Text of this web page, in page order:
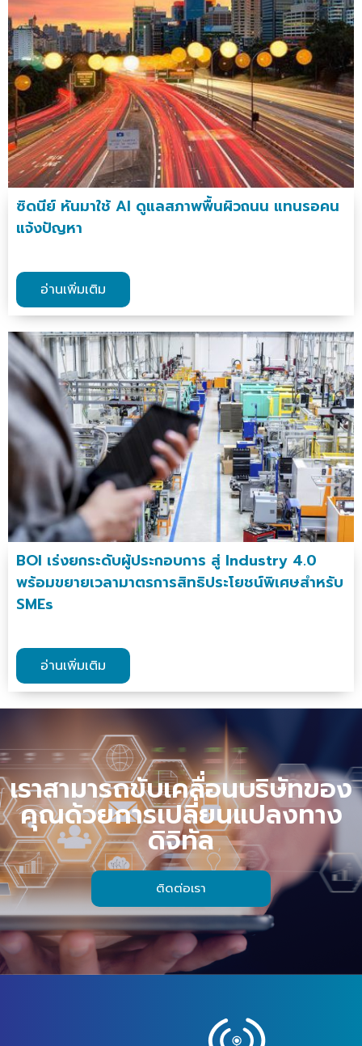
ซิดนีย์ หันมาใช้ AI ดูแลสภาพพื้นผิวถนน แทนรอคน
แจ้งปัญหา
อ่านเพิ่มเติม
BOI เร่งยกระดับผู้ประกอบการ สู่ Industry 4.0
พร้อมขยายเวลามาตรการสิทธิประโยชน์พิเศษสำหรับ
SMEs
อ่านเพิ่มเติม
เราสามารถขับเคลื่อนบริษัทของ
คุณด้วยการเปลี่ยนแปลงทาง
ดิจิทัล
ติดต่อเรา